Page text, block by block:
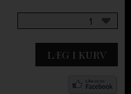
1
LÆG I KURV